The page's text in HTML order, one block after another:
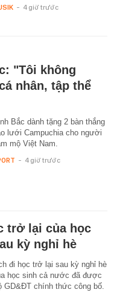
- 4 giờ trước
"Tôi không
nhân, tập thể
Bắc dành tặng 2 bàn thắng
lưới Campuchia cho người
mộ Việt Nam.
- 4 giờ trước
trở lại của học
kỳ nghỉ hè
đi học trở lại sau kỳ nghỉ hè
học sinh cả nước đã được
GD&ĐT chính thức công bố.